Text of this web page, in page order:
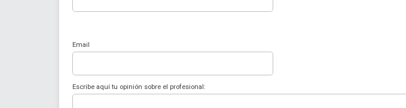
Email
Escribe aquí tu opinión sobre el profesional: